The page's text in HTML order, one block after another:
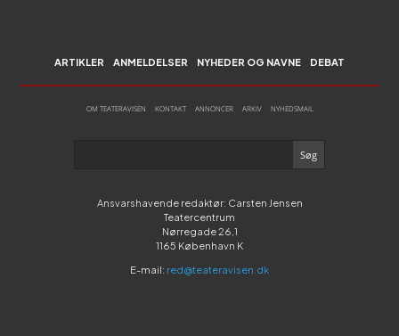
ARTIKLER ANMELDELSER NYHEDER OG NAVNE DEBAT
OM TEATERAVISEN KONTAKT ANNONCER ARKIV NYHEDSMAIL
Ansvarshavende redaktør: Carsten Jensen
Teatercentrum
Nørregade 26,1
1165 København K
E-mail: red@teateravisen.dk